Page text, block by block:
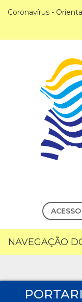
Coronavírus -
NAVEGAÇÃO